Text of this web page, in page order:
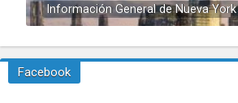
Información General de Nueva York
Facebook